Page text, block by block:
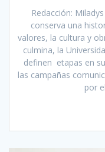
Redacción:
conserva una
valores, la cultura y
culmina, la
definen etapas en
las campañas
por